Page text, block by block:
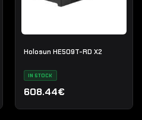
Holosun HE509T-RD X2
IN STOCK
608.44€